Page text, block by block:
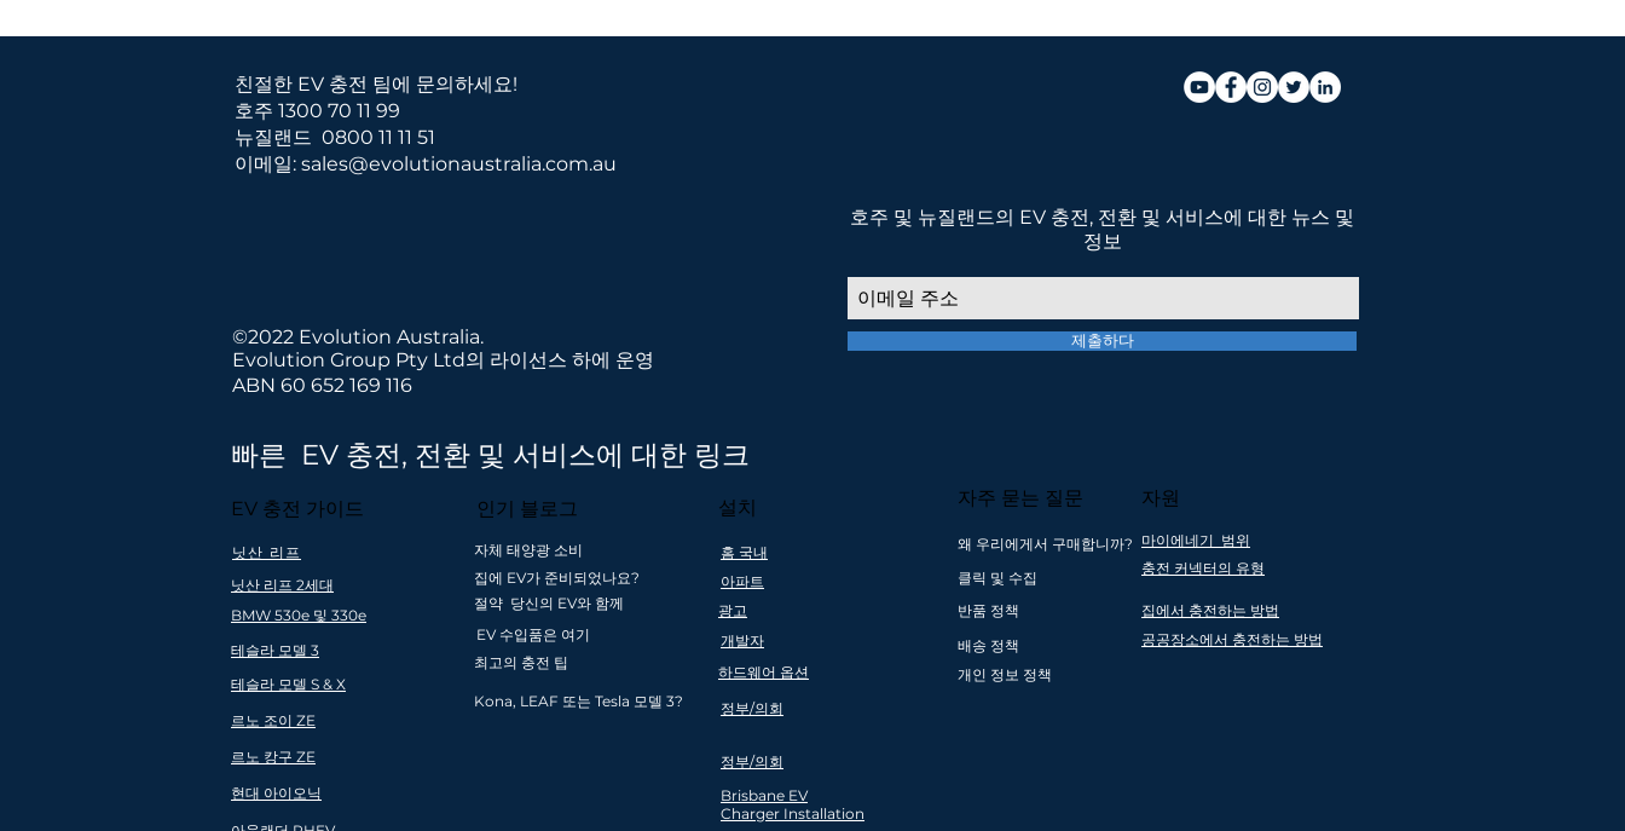
료 배송
(최소 주문 $99)
전국 설치 범위 호주
및 뉴질랜드
혁신적이고 안전 준수
호주 소유 회사
친숙한 현지 지원
및 신규 운전자를
모든 제품은 다음을
통해 재활용됩니
다. 사회적기업 파
친절한 EV 충전 팀에 문의하세요!
호주 1300 70 11 99
뉴질랜드 0800 11 11 51
이메일: sales@evolutionaustralia.com.au
©2022 Evolution Australia.
Evolution Group Pty Ltd의 라이선스 하에 운영
ABN 60 652 169 116
호주 및 뉴질랜드의 EV 충전, 전환 및 서비스에 대한 뉴스 및
정보
제출하다
빠른 EV 충전, 전환 및 서비스에 대한 링크
인기 블로그
Kona, LEAF 또는 Tesla 모델 3?
EV 충전 가이드
닛산 리프
닛산 리프 2세대
BMW 530e 및 330e
테슬라 모델 3
테슬라 모델 S & X
르노 조이 ZE
르노 캉구 ZE
현대 아이오닉
자체 태양광 소비
집에 EV가 준비되었나요?
절약 당신의 EV와 함께
EV 수입품은 여기
최고의 충전 팁
설치
홈 국내
아파트
광고
개발자
하드웨어 옵션
정부/의회
정부/의회
Brisbane EV
Charger Installation
자주 묻는 질문
왜 우리에게서 구매합니까?
클릭 및 수집
반품 정책
배송 정책
개인 정보 정책
자원
마이에네기 범위
충전 커넥터의 유형
집에서 충전하는 방법
공공장소에서 충전하는 방법